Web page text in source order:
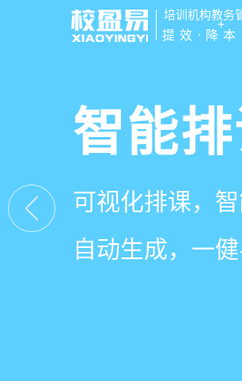
培训机构教务
+
提效·降本
管学校
培训机构
有效提升运营
智能
可视化排课，
自动生成，一
课时
学员签到同步
计、汇总，数
家校
一部手机链接
零距离，服务